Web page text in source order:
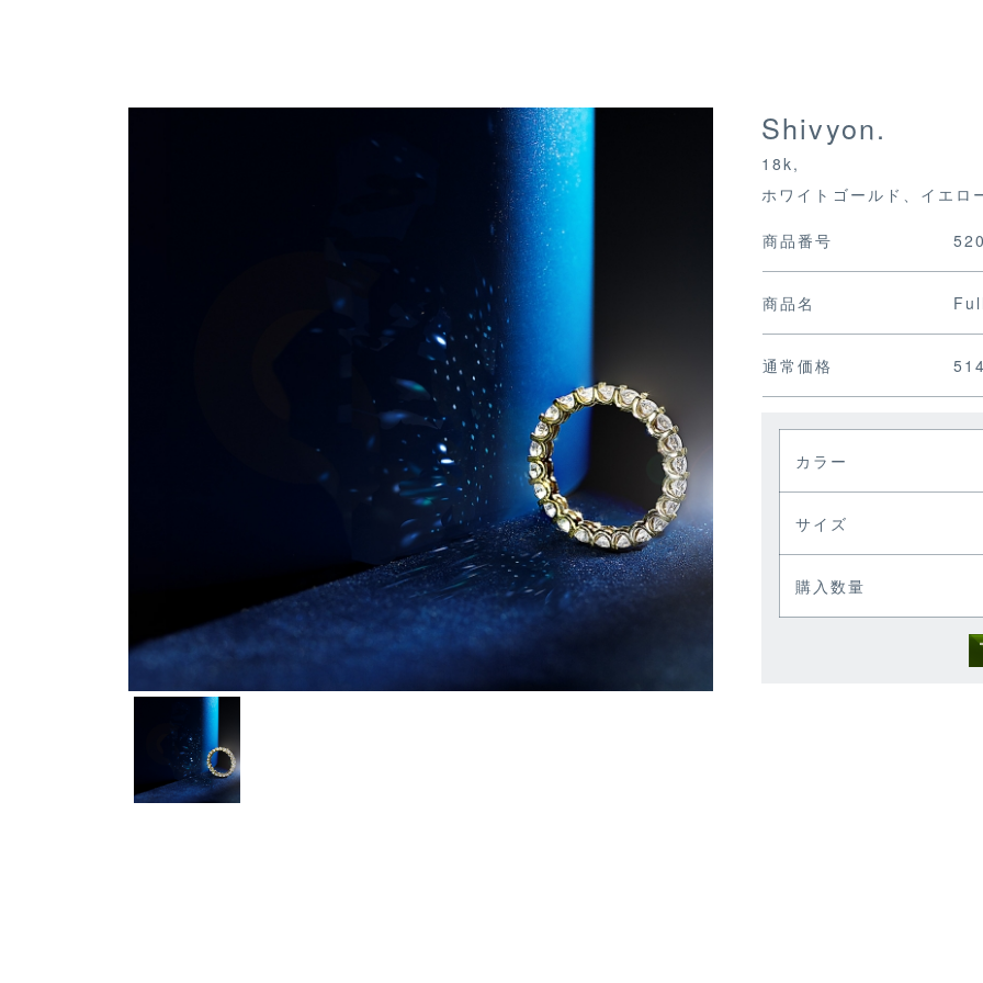
Shivyon.
18k,
ホワイトゴールド、イエロ
商品番号
商品名
通常価格
カラー
サイズ
購入数量